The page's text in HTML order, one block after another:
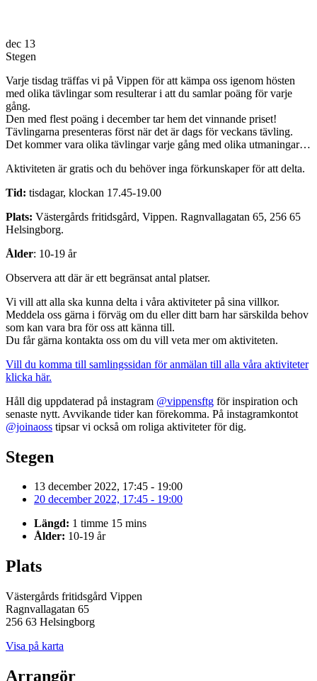
dec 13
Stegen
Varje tisdag träffas vi på Vippen för att kämpa oss igenom hösten
med olika tävlingar som resulterar i att du samlar poäng för varje
gång.
Den med flest poäng i december tar hem det vinnande priset!
Tävlingarna presenteras först när det är dags för veckans tävling.
Det kommer vara olika tävlingar varje gång med olika utmaningar…
Aktiviteten är gratis och du behöver inga förkunskaper för att delta.
Tid: tisdagar, klockan 17.45-19.00
Plats: Västergårds fritidsgård, Vippen. Ragnvallagatan 65, 256 65
Helsingborg.
Ålder: 10-19 år
Observera att där är ett begränsat antal platser.
Vi vill att alla ska kunna delta i våra aktiviteter på sina villkor.
Meddela oss gärna i förväg om du eller ditt barn har särskilda behov
som kan vara bra för oss att känna till.
Du får gärna kontakta oss om du vill veta mer om aktiviteten.
Vill du komma till samlingssidan för anmälan till alla våra aktiviteter
klicka här.
Håll dig uppdaterad på instagram @vippensftg för inspiration och
senaste nytt. Avvikande tider kan förekomma. På instagramkontot
@joinaoss tipsar vi också om roliga aktiviteter för dig.
Stegen
13 december 2022, 17:45 - 19:00
20 december 2022, 17:45 - 19:00
Längd: 1 timme 15 mins
Ålder: 10-19 år
Plats
Västergårds fritidsgård Vippen
Ragnvallagatan 65
256 63 Helsingborg
Visa på karta
Arrangör